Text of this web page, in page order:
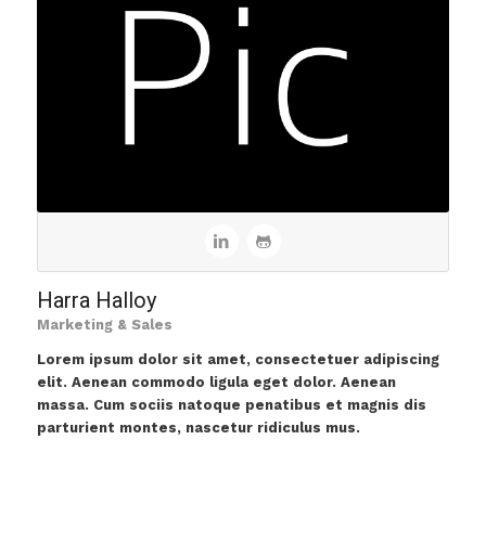
Harra Halloy
Marketing & Sales
Lorem ipsum dolor sit amet, consectetuer adipiscing
elit. Aenean commodo ligula eget dolor. Aenean
massa. Cum sociis natoque penatibus et magnis dis
parturient montes, nascetur ridiculus mus.